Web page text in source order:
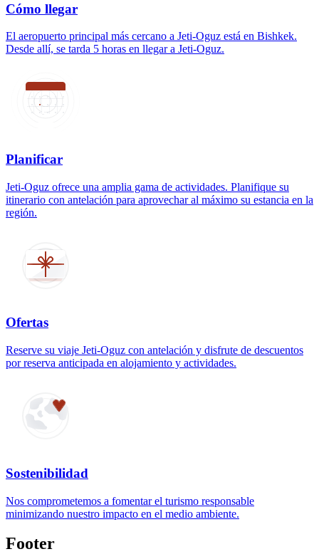
Cómo llegar
El aeropuerto principal más cercano a Jeti-Oguz está en Bishkek.
Desde allí, se tarda 5 horas en llegar a Jeti-Oguz.
Planificar
Jeti-Oguz ofrece una amplia gama de actividades. Planifique su
itinerario con antelación para aprovechar al máximo su estancia en la
región.
Ofertas
Reserve su viaje Jeti-Oguz con antelación y disfrute de descuentos
por reserva anticipada en alojamiento y actividades.
Sostenibilidad
Nos comprometemos a fomentar el turismo responsable
minimizando nuestro impacto en el medio ambiente.
Footer